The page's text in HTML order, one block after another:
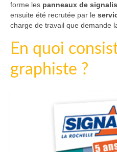
forme les panneaux de
ensuite été recrutée par le
charge de travail que demande
En quoi
graphiste ?